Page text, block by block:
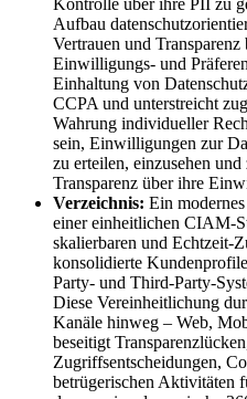
Kontrolle über ihre PII zu
Aufbau
Vertrauen und
Einwilligungs- und
Einhaltung von
CCPA und unterstreicht
Wahrung individueller
sein, Einwilligungen zur
zu erteilen, einzusehen
Transparenz über ihre
Verzeichnis: Ein
einer einheitlichen CIAM-
skalierbaren und Echtzeit-
konsolidierte
Party- und Third-Party-
Diese Vereinheitlichung
Kanäle hinweg – Web,
beseitigt
Zugriffsentscheidungen,
betrügerischen Aktivitäten